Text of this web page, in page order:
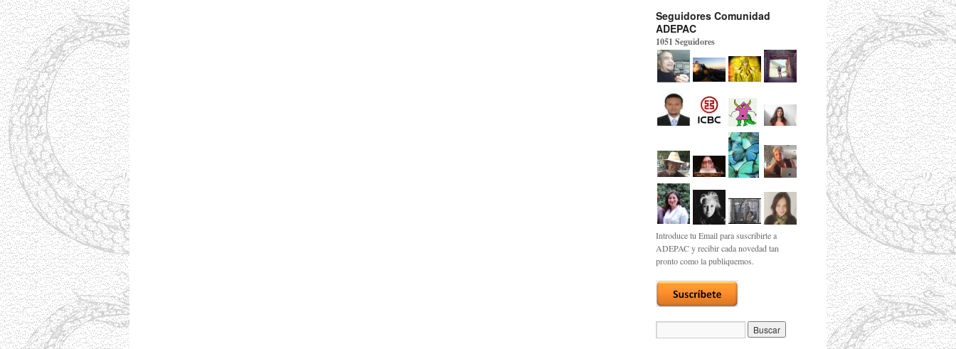
Seguidores Comunidad
ADEPAC
1051 Seguidores
Introduce tu Email para suscribirte a
ADEPAC y recibir cada novedad tan
pronto como la publiquemos.